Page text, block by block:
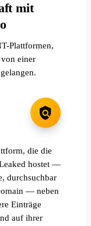
mit
Plattformen,
einer
die die
hostet —
durchsuchbar
— neben
Einträge
auf ihrer